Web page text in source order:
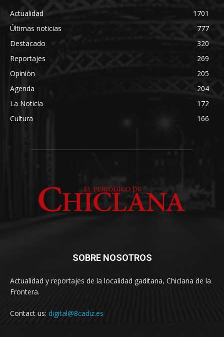
Actualidad
1701
Últimas noticias
777
Destacado
320
Reportajes
269
Opinión
205
Agenda
204
La Noticia
172
Cultura
166
SOBRE NOSOTROS
Actualidad y reportajes de la localidad gaditana, Chiclana de la
Frontera.
Contact us: digital@8cadiz.es